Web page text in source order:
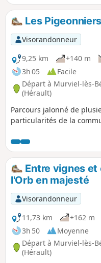
Les
Visorandonneur
9,25 km
+140 m
3h 05
Facile
Départ à Murviel-lès-
(Hérault)
Parcours jalonné de
particularités de la
Entre vignes
l'Orb en majesté
Visorandonneur
11,73 km
+162 m
3h 50
Moyenne
Départ à Murviel-lès-
(Hérault)